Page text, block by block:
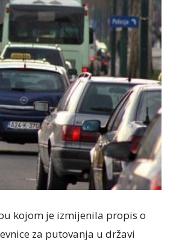
kojom je izmijenila propis o
za putovanja u državi